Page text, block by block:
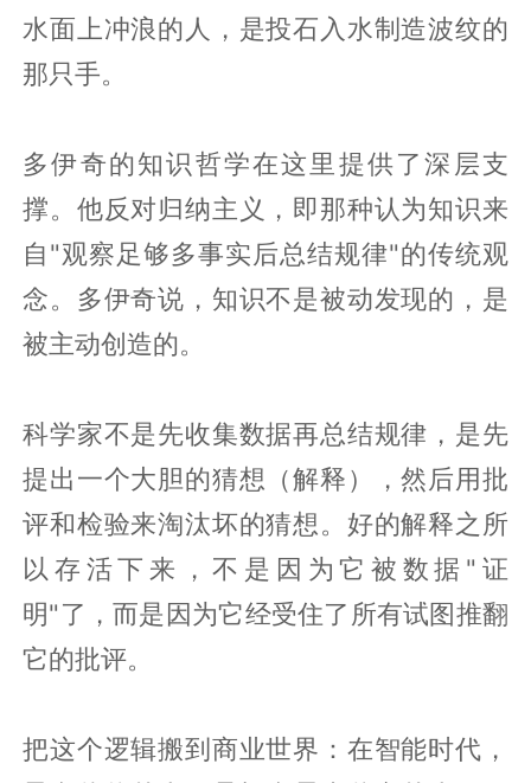
水面上冲浪的人，是投石入水制造波纹的
那只手。
多伊奇的知识哲学在这里提供了深层支
撑。他反对归纳主义，即那种认为知识来
自"观察足够多事实后总结规律"的传统观
念。多伊奇说，知识不是被动发现的，是
被主动创造的。
科学家不是先收集数据再总结规律，是先
提出一个大胆的猜想（解释），然后用批
评和检验来淘汰坏的猜想。好的解释之所
以存活下来，不是因为它被数据"证
明"了，而是因为它经受住了所有试图推翻
它的批评。
把这个逻辑搬到商业世界：在智能时代，